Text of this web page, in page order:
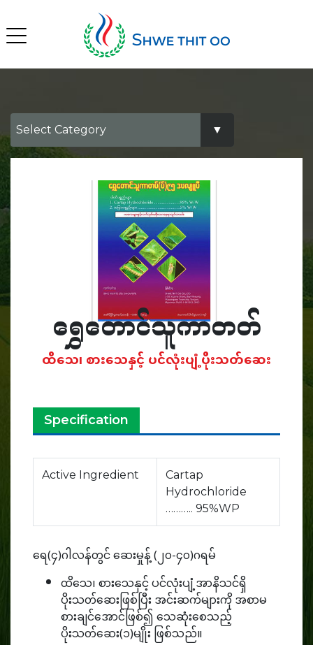
ရွှေတောင်သူကာတတ်
ထိသေ၊ စားသေနှင့် ပင်လုံးပျံ့ပိုးသတ်ဆေး
Specification
Active Ingredient
Cartap
Hydrochloride
……….. 95%WP
ရေ(၄)ဂါလန်တွင် ဆေးမှုန့် (၂၀-၄၀)ဂရမ်
ထိသေ၊ စားသေနှင့် ပင်လုံးပျံ့အာနိသင်ရှိ
ပိုးသတ်ဆေးဖြစ်ပြီး အင်းဆက်များကို အစာမ
စားချင်အောင်ဖြစ်၍ သေဆုံးစေသည့်
ပိုးသတ်ဆေး(၁)မျိုး ဖြစ်သည်။